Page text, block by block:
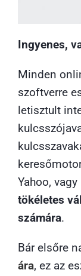
Ingyenes,
Minden
szoftverre
letisztult
Yahoo, vagy
tökéletes
számára.
Bár elsőre
ára, ez az